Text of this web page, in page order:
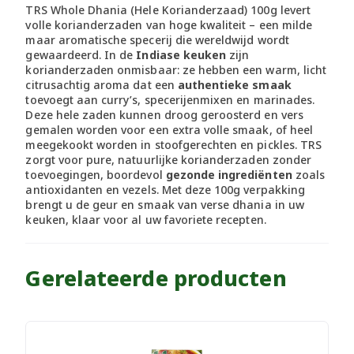
TRS Whole Dhania (Hele Korianderzaad) 100g levert
volle korianderzaden van hoge kwaliteit – een milde
maar aromatische specerij die wereldwijd wordt
gewaardeerd. In de Indiase keuken zijn
korianderzaden onmisbaar: ze hebben een warm, licht
citrusachtig aroma dat een authentieke smaak
toevoegt aan curry’s, specerijenmixen en marinades.
Deze hele zaden kunnen droog geroosterd en vers
gemalen worden voor een extra volle smaak, of heel
meegekookt worden in stoofgerechten en pickles. TRS
zorgt voor pure, natuurlijke korianderzaden zonder
toevoegingen, boordevol gezonde ingrediëntenzoals
antioxidanten en vezels. Met deze 100g verpakking
brengt u de geur en smaak van verse dhania in uw
keuken, klaar voor al uw favoriete recepten.
Gerelateerde producten